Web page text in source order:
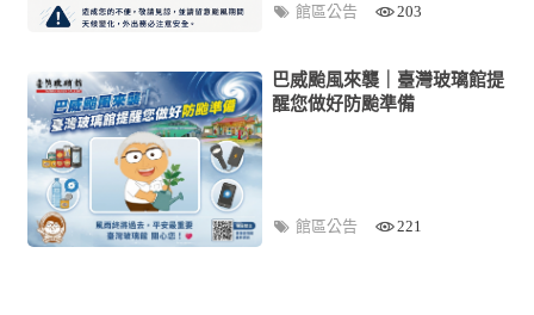
館區公告 203
巴威颱風來襲｜臺灣玻璃館提
醒您做好防颱準備
館區公告 221